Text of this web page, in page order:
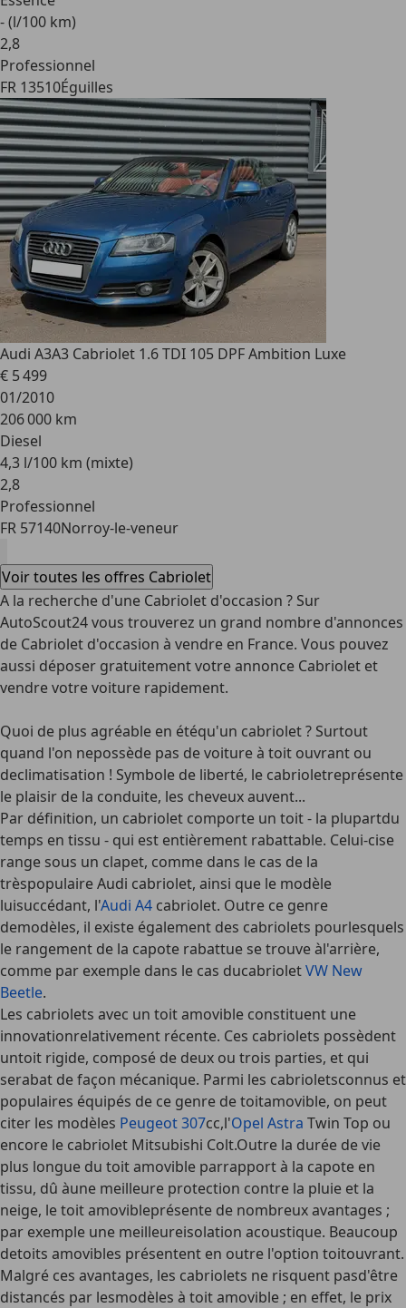
- (l/100 km)
2,8
Professionnel
FR 13510Éguilles
Audi A3A3 Cabriolet 1.6 TDI 105 DPF Ambition Luxe
€ 5 499
01/2010
206 000 km
Diesel
4,3 l/100 km (mixte)
2,8
Professionnel
FR 57140Norroy-le-veneur
Voir toutes les offres Cabriolet
A la recherche d'une Cabriolet d'occasion ? Sur
AutoScout24 vous trouverez un grand nombre d'annonces
de Cabriolet d'occasion à vendre en France. Vous pouvez
aussi déposer gratuitement votre annonce Cabriolet et
vendre votre voiture rapidement.
Quoi de plus agréable en étéqu'un cabriolet ? Surtout
quand l'on nepossède pas de voiture à toit ouvrant ou
declimatisation ! Symbole de liberté, le cabrioletreprésente
le plaisir de la conduite, les cheveux auvent...
Par définition, un cabriolet comporte un toit - la plupartdu
temps en tissu - qui est entièrement rabattable. Celui-cise
range sous un clapet, comme dans le cas de la
trèspopulaire Audi cabriolet, ainsi que le modèle
luisuccédant, l'Audi A4 cabriolet. Outre ce genre
demodèles, il existe également des cabriolets pourlesquels
le rangement de la capote rabattue se trouve àl'arrière,
comme par exemple dans le cas ducabrioletVW New
Beetle.
Les cabriolets avec un toit amovible constituent une
innovationrelativement récente. Ces cabriolets possèdent
untoit rigide, composé de deux ou trois parties, et qui
serabat de façon mécanique. Parmi les cabrioletsconnus et
populaires équipés de ce genre de toitamovible, on peut
citer les modèles Peugeot 307cc,l'Opel Astra Twin Top ou
encore le cabriolet Mitsubishi Colt.Outre la durée de vie
plus longue du toit amovible parrapport à la capote en
tissu, dû àune meilleure protection contre la pluie et la
neige, le toit amovibleprésente de nombreux avantages ;
par exemple une meilleureisolation acoustique. Beaucoup
detoits amovibles présentent en outre l'option toitouvrant.
Malgré ces avantages, les cabriolets ne risquent pasd'être
distancés par lesmodèles à toit amovible ; en effet, le prix